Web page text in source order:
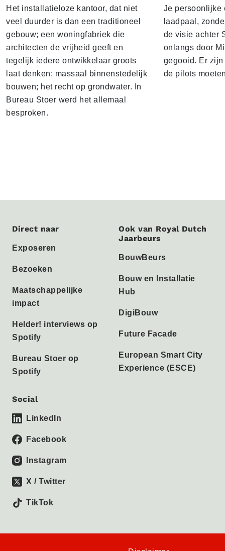
Het installatieloze kantoor, dat niet
veel duurder is dan een traditioneel
gebouw; een woningfabriek die
architecten de vrijheid geeft en
tegelijk iedere ontwikkelaar groots
laat denken; massaal binnenstedelijk
bouwen; het recht op grondwater. In
Bureau Stoer werd het allemaal
besproken.
Je persoonlijke
laadpaal,
de visie achter
onlangs door
gegooid. Er
de pilots
Direct naar
Exposeren
Bezoeken
Maatschappelijke
impact
Helder! interviews op
Spotify
Bureau Stoer op
Spotify
Ook van Royal Dutch
Jaarbeurs
BouwBeurs
Bouw en Installatie
Hub
DigiBouw
Future Facade
European Smart City
Experience (ESCE)
Social
LinkedIn
Facebook
Instagram
X / Twitter
TikTok